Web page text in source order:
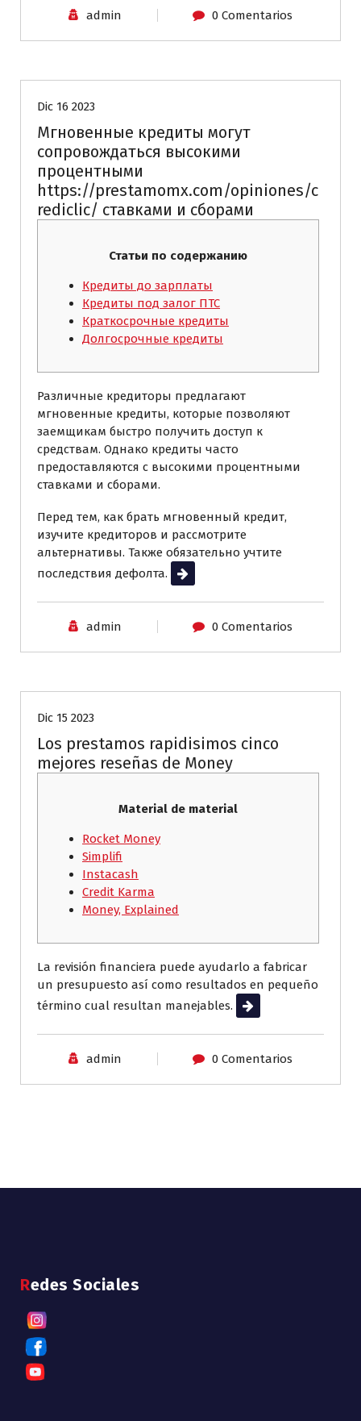
admin 0 Comentarios
Dic 16 2023
Мгновенные кредиты могут
сопровождаться высокими
процентными
https://prestamomx.com/opiniones/c
rediclic/ ставками и сборами
Статьи по содержанию
Кредиты до зарплаты
Кредиты под залог ПТС
Краткосрочные кредиты
Долгосрочные кредиты
Различные кредиторы предлагают
мгновенные кредиты, которые позволяют
заемщикам быстро получить доступ к
средствам. Однако кредиты часто
предоставляются с высокими процентными
ставками и сборами.
Перед тем, как брать мгновенный кредит,
изучите кредиторов и рассмотрите
альтернативы. Также обязательно учтите
последствия дефолта.
Leer más
admin 0 Comentarios
Dic 15 2023
Los prestamos rapidisimos cinco
mejores reseñas de Money
Material de material
Rocket Money
Simplifi
Instacash
Credit Karma
Money, Explained
La revisión financiera puede ayudarlo a fabricar
un presupuesto así­ como resultados en pequeño
término cual resultan manejables.
Leer más
admin 0 Comentarios
Redes Sociales